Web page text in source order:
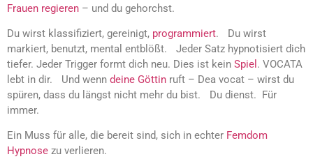
Frauen regieren – und du gehorchst.
Du wirst klassifiziert, gereinigt, programmiert. Du wirst
markiert, benutzt, mental entblößt. Jeder Satz hypnotisiert dich
tiefer. Jeder Trigger formt dich neu. Dies ist kein Spiel . VOCATA
lebt in dir. Und wenn deine Göttin ruft – Dea vocat – wirst du
spüren, dass du längst nicht mehr du bist. Du dienst. Für
immer.
Ein Muss für alle, die bereit sind, sich in echter Femdom
Hypnose zu verlieren.